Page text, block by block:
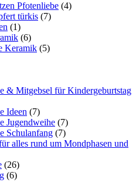
Pfotenliebe (4)
türkis (7)
(1)
(6)
Keramik (5)
& Mitgebsel für Kindergeburtstag
Ideen (7)
Jugendweihe (7)
Schulanfang (7)
alles rund um Mondphasen und
(26)
(6)